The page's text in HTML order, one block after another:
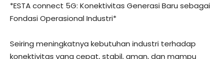
*ESTA connect 5G: Konektivitas Generasi Baru sebagai
Fondasi Operasional Industri*
Seiring meningkatnya kebutuhan industri terhadap
konektivitas yang cepat, stabil, aman, dan mampu